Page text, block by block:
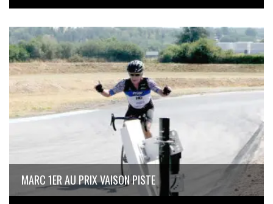
MARC 1ER AU PRIX VAISON PISTE